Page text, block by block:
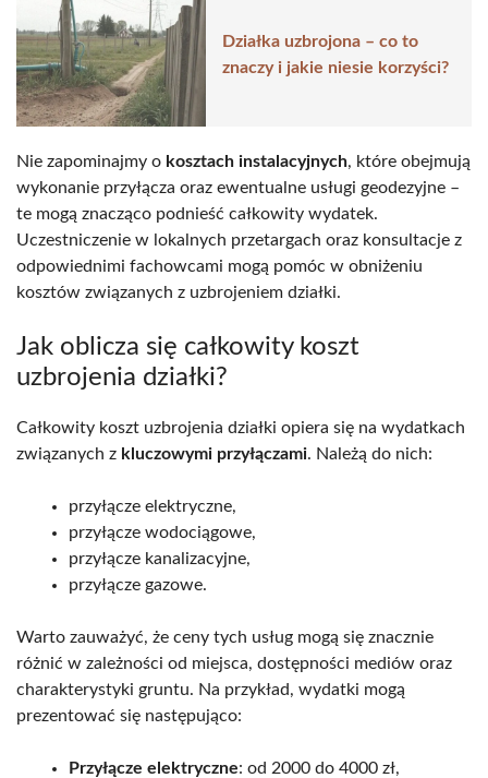
Działka uzbrojona – co to
znaczy i jakie niesie korzyści?
Nie zapominajmy o kosztach instalacyjnych, które obejmują
wykonanie przyłącza oraz ewentualne usługi geodezyjne –
te mogą znacząco podnieść całkowity wydatek.
Uczestniczenie w lokalnych przetargach oraz konsultacje z
odpowiednimi fachowcami mogą pomóc w obniżeniu
kosztów związanych z uzbrojeniem działki.
Jak oblicza się całkowity koszt
uzbrojenia działki?
Całkowity koszt uzbrojenia działki opiera się na wydatkach
związanych z kluczowymi przyłączami. Należą do nich:
przyłącze elektryczne,
przyłącze wodociągowe,
przyłącze kanalizacyjne,
przyłącze gazowe.
Warto zauważyć, że ceny tych usług mogą się znacznie
różnić w zależności od miejsca, dostępności mediów oraz
charakterystyki gruntu. Na przykład, wydatki mogą
prezentować się następująco:
Przyłącze elektryczne: od 2000 do 4000 zł,